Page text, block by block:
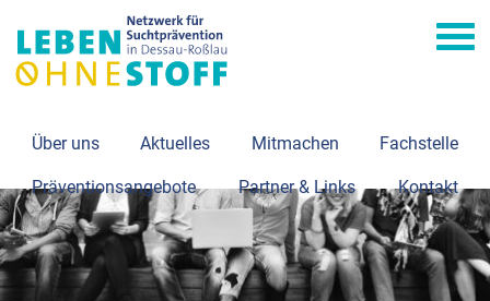
Über uns Aktuelles Mitmachen Fachstelle
Präventionsangebote Partner & Links Kontakt